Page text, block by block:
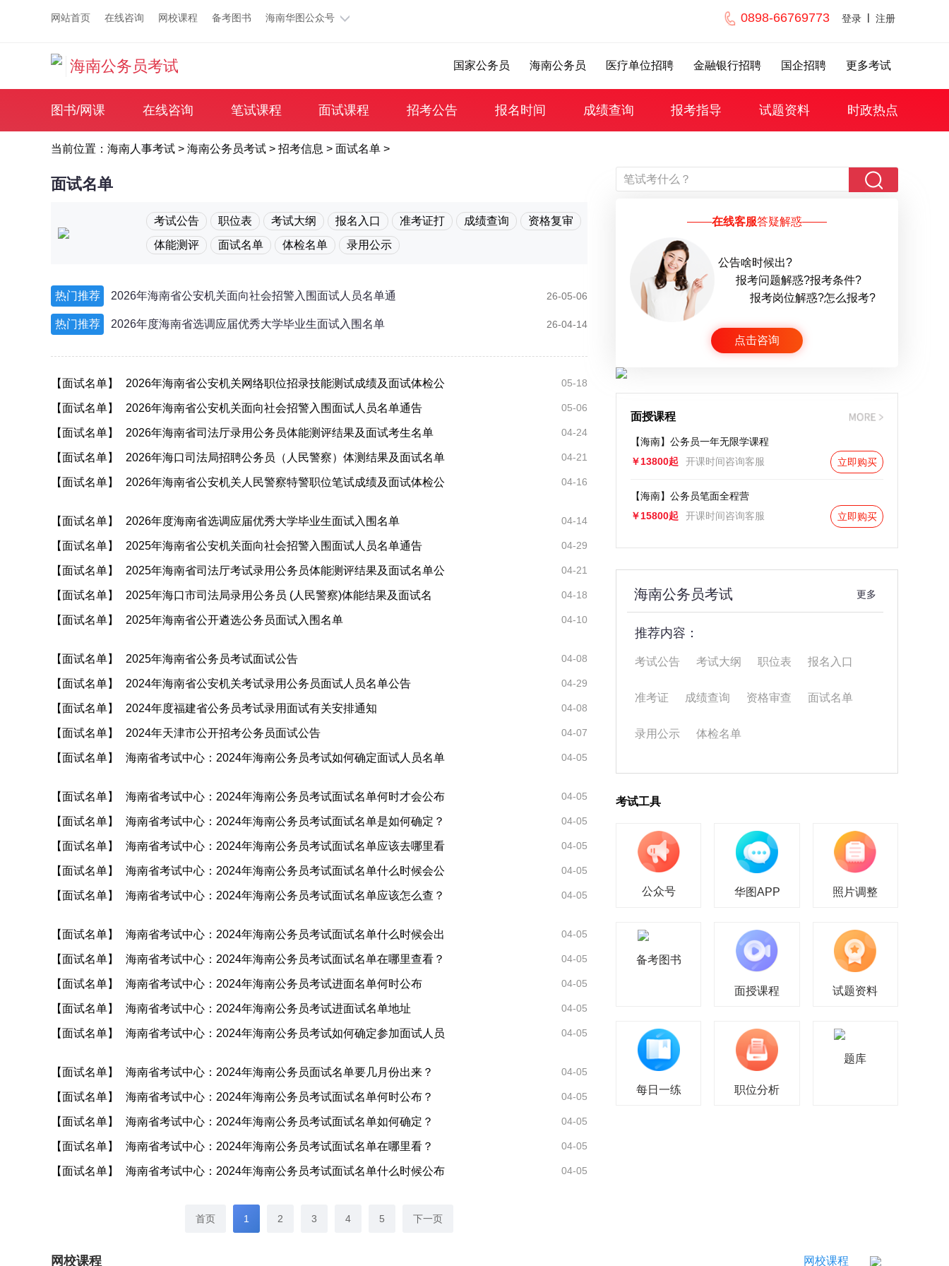
网站首页 在线咨询 网校课程 备考图书 海南华图公众号 0898-66769773 登录 | 注册
海南公务员考试 国家公务员 海南公务员 医疗单位招聘 金融银行招聘 国企招聘 更多考试
图书/网课 在线咨询 笔试课程 面试课程 招考公告 报名时间 成绩查询 报考指导 试题资料 时政热点
当前位置： 海南人事考试 > 海南公务员考试 > 招考信息 > 面试名单 >
面试名单
考试公告 职位表 考试大纲 报名入口 准考证打 成绩查询
资格复审
体能测评
面试名单 体检名单 录用公示
热门推荐 2026年海南省公安机关面向社会招警入围面试人员名单通 26-05-06
热门推荐 2026年度海南省选调应届优秀大学毕业生面试入围名单 26-04-14
【面试名单】 2026年海南省公安机关网络职位招录技能测试成绩及面试体检公 05-18
【面试名单】 2026年海南省公安机关面向社会招警入围面试人员名单通告 05-06
【面试名单】 2026年海南省司法厅录用公务员体能测评结果及面试考生名单 04-24
【面试名单】 2026年海口司法局招聘公务员（人民警察）体测结果及面试名单 04-21
【面试名单】 2026年海南省公安机关人民警察特警职位笔试成绩及面试体检公 04-16
【面试名单】 2026年度海南省选调应届优秀大学毕业生面试入围名单 04-14
【面试名单】 2025年海南省公安机关面向社会招警入围面试人员名单通告 04-29
【面试名单】 2025年海南省司法厅考试录用公务员体能测评结果及面试名单公 04-21
【面试名单】 2025年海口市司法局录用公务员 (人民警察)体能结果及面试名 04-18
【面试名单】 2025年海南省公开遴选公务员面试入围名单 04-10
【面试名单】 2025年海南省公务员考试面试公告 04-08
【面试名单】 2024年海南省公安机关考试录用公务员面试人员名单公告 04-29
【面试名单】 2024年度福建省公务员考试录用面试有关安排通知 04-08
【面试名单】 2024年天津市公开招考公务员面试公告 04-07
【面试名单】 海南省考试中心：2024年海南公务员考试如何确定面试人员名单 04-05
【面试名单】 海南省考试中心：2024年海南公务员考试面试名单何时才会公布 04-05
【面试名单】 海南省考试中心：2024年海南公务员考试面试名单是如何确定？ 04-05
【面试名单】 海南省考试中心：2024年海南公务员考试面试名单应该去哪里看 04-05
【面试名单】 海南省考试中心：2024年海南公务员考试面试名单什么时候会公 04-05
【面试名单】 海南省考试中心：2024年海南公务员考试面试名单应该怎么查？ 04-05
【面试名单】 海南省考试中心：2024年海南公务员考试面试名单什么时候会出 04-05
【面试名单】 海南省考试中心：2024年海南公务员考试面试名单在哪里查看？ 04-05
【面试名单】 海南省考试中心：2024年海南公务员考试进面名单何时公布 04-05
【面试名单】 海南省考试中心：2024年海南公务员考试进面试名单地址 04-05
【面试名单】 海南省考试中心：2024年海南公务员考试如何确定参加面试人员 04-05
【面试名单】 海南省考试中心：2024年海南公务员面试名单要几月份出来？ 04-05
【面试名单】 海南省考试中心：2024年海南公务员考试面试名单何时公布？ 04-05
【面试名单】 海南省考试中心：2024年海南公务员考试面试名单如何确定？ 04-05
【面试名单】 海南省考试中心：2024年海南公务员考试面试名单在哪里看？ 04-05
【面试名单】 海南省考试中心：2024年海南公务员考试面试名单什么时候公布 04-05
首页 1 2 3 4 5 下一页
在线客服答疑解惑
公告啥时候出?
报考问题解惑?报考条件?
报考岗位解惑?怎么报考?
点击咨询
面授课程
【海南】公务员一年无限学课程
￥13800起
开课时间咨询客服 立即购买
【海南】公务员笔面全程营
￥15800起
开课时间咨询客服 立即购买
海南公务员考试 更多
推荐内容：
考试公告 考试大纲 职位表 报名入口
准考证 成绩查询 资格审查 面试名单
录用公示 体检名单
考试工具
公众号 华图APP 照片调整
备考图书
面授课程 试题资料
每日一练 职位分析
题库
网校课程 网校课程